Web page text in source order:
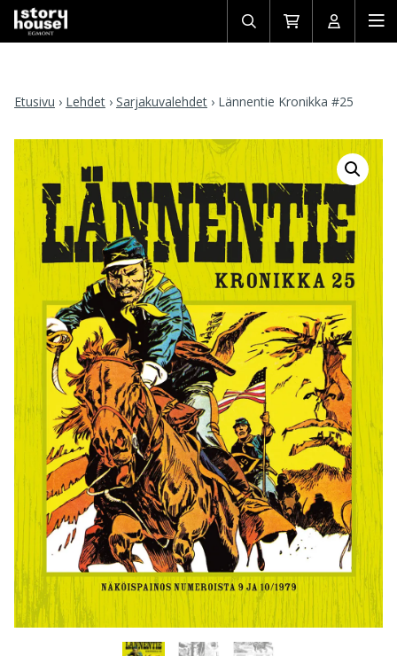
Avaa/sulje
haku
Siirry
ostoskoriin
Avaa/
Etusivu › Lehdet › Sarjakuvalehdet › Lännentie Kronikka #25